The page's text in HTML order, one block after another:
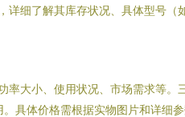
细了解其库存状况、具体型号
率大小、使用状况、市场需求等
具体价格需根据实物图片和详细